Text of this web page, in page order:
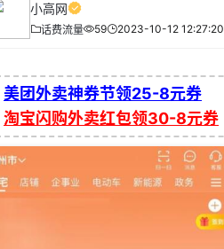
小高网
话费流量 59 2023-10-12 12:27:20
美团外卖神券节领25-8元券
淘宝闪购外卖红包领30-8元券